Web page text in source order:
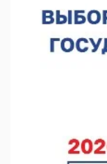
пожарного
07.08.2026